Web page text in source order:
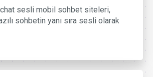
sesli mobil sohbet siteleri,
sohbetin yanı sıra sesli olarak